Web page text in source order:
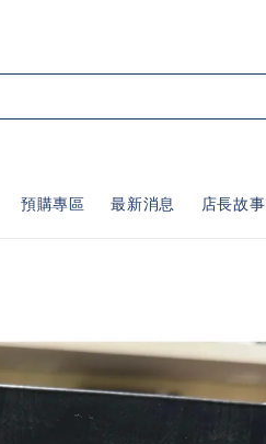
預購專區 最新消息 店長故事